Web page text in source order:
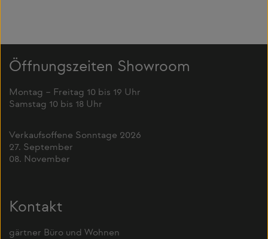
Öffnungszeiten Showroom
Montag – Freitag 10 bis 19 Uhr
Samstag 10 bis 18 Uhr
Verkaufsoffene Sonntage 2026
27. September
08. November
Kontakt
gärtner Büro und Wohnen